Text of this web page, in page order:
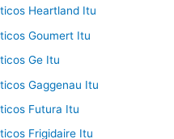
Heartland Itu
Goumert Itu
Ge Itu
Gaggenau Itu
Futura Itu
Frigidaire Itu